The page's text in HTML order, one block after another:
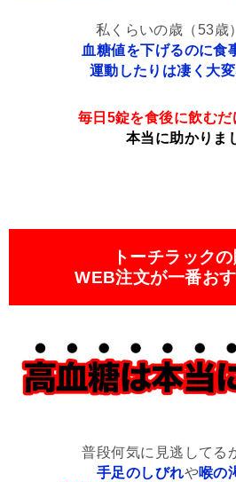
私くらいの歳（53歳
血糖値を下げるのに食
運動したりは凄く大変
毎日5錠を食後に飲むだ
本当に助かりま
トーチラック
WEB注文が一番お
普段何気に見逃してる
手足のしびれや喉の